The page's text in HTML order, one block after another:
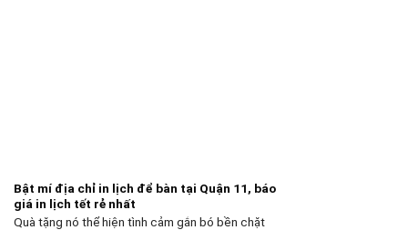
Bật mí địa chỉ in lịch để bàn tại Quận 11, báo
giá in lịch tết rẻ nhất
Quà tặng nó thể hiện tình cảm gắn bó bền chặt